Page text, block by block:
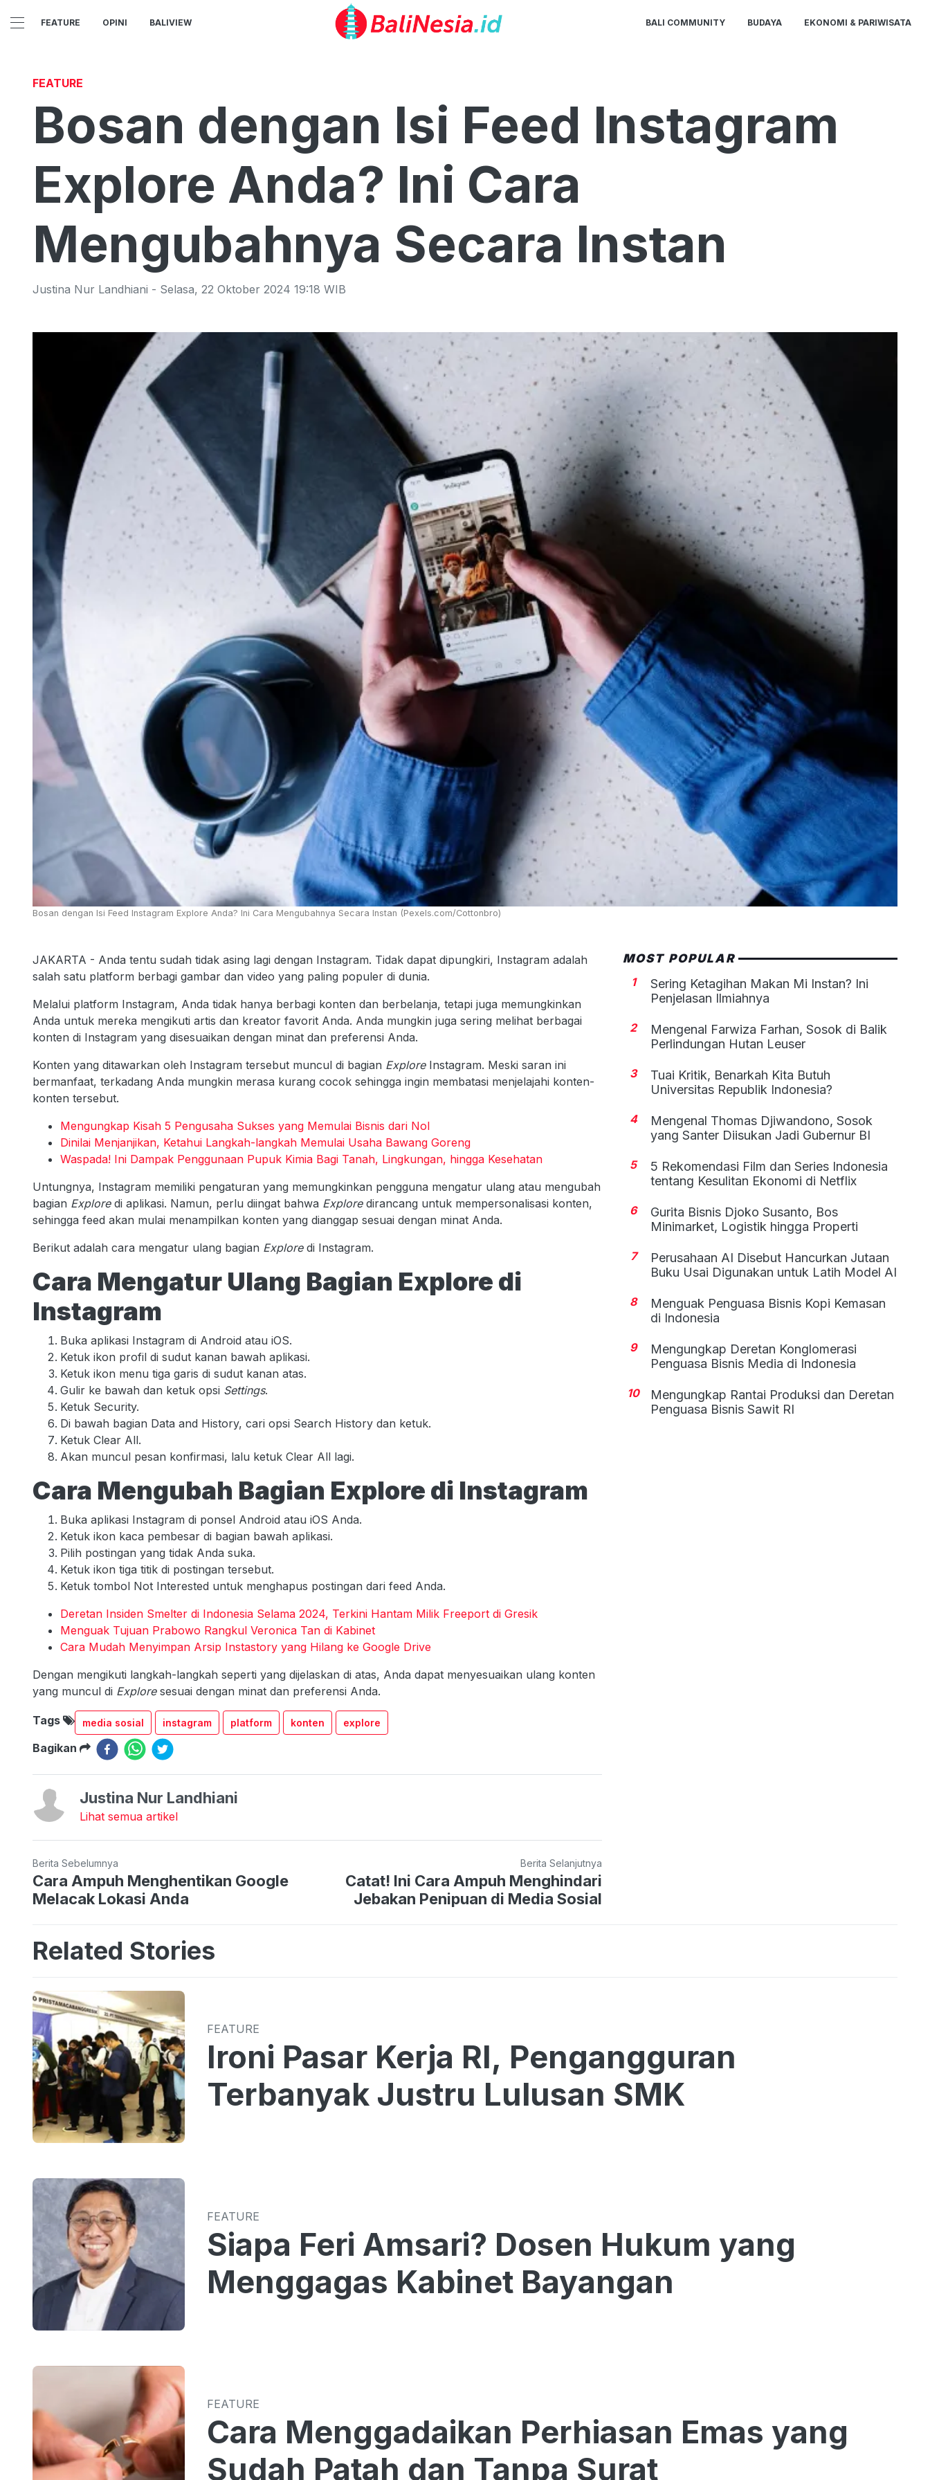
FEATURE OPINI BALIVIEW BALI COMMUNITY BUDAYA EKONOMI & PARIWISATA
FEATURE
Bosan dengan Isi Feed Instagram
Explore Anda? Ini Cara
Mengubahnya Secara Instan
Justina Nur Landhiani - Selasa, 22 Oktober 2024 19:18 WIB
Bosan dengan Isi Feed Instagram Explore Anda? Ini Cara Mengubahnya Secara Instan (Pexels.com/Cottonbro)
JAKARTA - Anda tentu sudah tidak asing lagi dengan Instagram. Tidak dapat dipungkiri, Instagram adalah
salah satu platform berbagi gambar dan video yang paling populer di dunia.
Melalui platform Instagram, Anda tidak hanya berbagi konten dan berbelanja, tetapi juga memungkinkan
Anda untuk mereka mengikuti artis dan kreator favorit Anda. Anda mungkin juga sering melihat berbagai
konten di Instagram yang disesuaikan dengan minat dan preferensi Anda.
Konten yang ditawarkan oleh Instagram tersebut muncul di bagian ExploreInstagram. Meski saran ini
bermanfaat, terkadang Anda mungkin merasa kurang cocok sehingga ingin membatasi menjelajahi konten-
konten tersebut.
Mengungkap Kisah 5 Pengusaha Sukses yang Memulai Bisnis dari Nol
Dinilai Menjanjikan, Ketahui Langkah-langkah Memulai Usaha Bawang Goreng
Waspada! Ini Dampak Penggunaan Pupuk Kimia Bagi Tanah, Lingkungan, hingga Kesehatan
Untungnya, Instagram memiliki pengaturan yang memungkinkan pengguna mengatur ulang atau mengubah
bagian Exploredi aplikasi. Namun, perlu diingat bahwa Exploredirancang untuk mempersonalisasi konten,
sehingga feed akan mulai menampilkan konten yang dianggap sesuai dengan minat Anda.
Berikut adalah cara mengatur ulang bagian Exploredi Instagram.
Cara Mengatur Ulang Bagian Explore di
Instagram
Buka aplikasi Instagram di Android atau iOS.
Ketuk ikon profil di sudut kanan bawah aplikasi.
Ketuk ikon menu tiga garis di sudut kanan atas.
Gulir ke bawah dan ketuk opsi Settings.
Ketuk Security.
Di bawah bagian Data and History, cari opsi Search History dan ketuk.
Ketuk Clear All.
Akan muncul pesan konfirmasi, lalu ketuk Clear All lagi.
Cara Mengubah Bagian Explore di Instagram
Buka aplikasi Instagram di ponsel Android atau iOS Anda.
Ketuk ikon kaca pembesar di bagian bawah aplikasi.
Pilih postingan yang tidak Anda suka.
Ketuk ikon tiga titik di postingan tersebut.
Ketuk tombol Not Interested untuk menghapus postingan dari feed Anda.
Deretan Insiden Smelter di Indonesia Selama 2024, Terkini Hantam Milik Freeport di Gresik
Menguak Tujuan Prabowo Rangkul Veronica Tan di Kabinet
Cara Mudah Menyimpan Arsip Instastory yang Hilang ke Google Drive
Dengan mengikuti langkah-langkah seperti yang dijelaskan di atas, Anda dapat menyesuaikan ulang konten
yang muncul di Exploresesuai dengan minat dan preferensi Anda.
Tags media sosial instagram platform konten explore
Bagikan
Justina Nur Landhiani
Lihat semua artikel
Berita Sebelumnya
Cara Ampuh Menghentikan Google
Melacak Lokasi Anda
Berita Selanjutnya
Catat! Ini Cara Ampuh Menghindari
Jebakan Penipuan di Media Sosial
MOST POPULAR
1
Sering Ketagihan Makan Mi Instan? Ini
Penjelasan Ilmiahnya
2
Mengenal Farwiza Farhan, Sosok di Balik
Perlindungan Hutan Leuser
3
Tuai Kritik, Benarkah Kita Butuh
Universitas Republik Indonesia?
4
Mengenal Thomas Djiwandono, Sosok
yang Santer Diisukan Jadi Gubernur BI
5
5 Rekomendasi Film dan Series Indonesia
tentang Kesulitan Ekonomi di Netflix
6
Gurita Bisnis Djoko Susanto, Bos
Minimarket, Logistik hingga Properti
7
Perusahaan AI Disebut Hancurkan Jutaan
Buku Usai Digunakan untuk Latih Model AI
8
Menguak Penguasa Bisnis Kopi Kemasan
di Indonesia
9
Mengungkap Deretan Konglomerasi
Penguasa Bisnis Media di Indonesia
10
Mengungkap Rantai Produksi dan Deretan
Penguasa Bisnis Sawit RI
Related Stories
FEATURE
Ironi Pasar Kerja RI, Pengangguran
Terbanyak Justru Lulusan SMK
FEATURE
Siapa Feri Amsari? Dosen Hukum yang
Menggagas Kabinet Bayangan
FEATURE
Cara Menggadaikan Perhiasan Emas yang
Sudah Patah dan Tanpa Surat